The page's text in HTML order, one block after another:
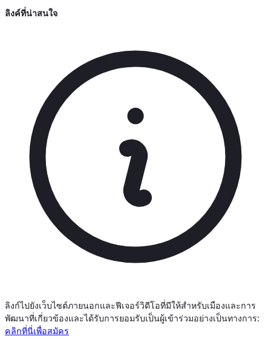
ลิงค์ที่น่าสนใจ
ลิงก์ไปยังเว็บไซต์ภายนอกและฟีเจอร์วิดีโอที่มีให้สำหรับเมืองและการ
พัฒนาที่เกี่ยวข้องและได้รับการยอมรับเป็นผู้เข้าร่วมอย่างเป็นทางการ:
คลิกที่นี่เพื่อสมัคร